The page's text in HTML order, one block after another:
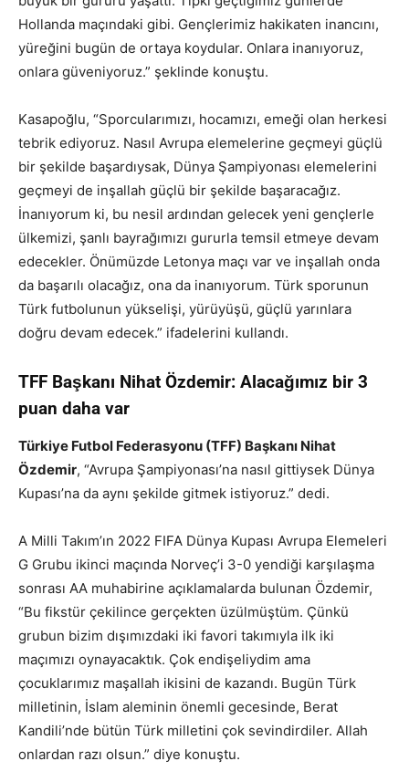
Hollanda maçındaki gibi. Gençlerimiz hakikaten inancını,
yüreğini bugün de ortaya koydular. Onlara inanıyoruz,
onlara güveniyoruz.” şeklinde konuştu.
Kasapoğlu, “Sporcularımızı, hocamızı, emeği olan herkesi
tebrik ediyoruz. Nasıl Avrupa elemelerine geçmeyi güçlü
bir şekilde başardıysak, Dünya Şampiyonası elemelerini
geçmeyi de inşallah güçlü bir şekilde başaracağız.
İnanıyorum ki, bu nesil ardından gelecek yeni gençlerle
ülkemizi, şanlı bayrağımızı gururla temsil etmeye devam
edecekler. Önümüzde Letonya maçı var ve inşallah onda
da başarılı olacağız, ona da inanıyorum. Türk sporunun
Türk futbolunun yükselişi, yürüyüşü, güçlü yarınlara
doğru devam edecek.” ifadelerini kullandı.
TFF Başkanı Nihat Özdemir: Alacağımız bir 3
puan daha var
Türkiye Futbol Federasyonu (TFF) Başkanı Nihat
Özdemir, “Avrupa Şampiyonası’na nasıl gittiysek Dünya
Kupası’na da aynı şekilde gitmek istiyoruz.” dedi.
A Milli Takım’ın 2022 FIFA Dünya Kupası Avrupa Elemeleri
G Grubu ikinci maçında Norveç’i 3-0 yendiği karşılaşma
sonrası AA muhabirine açıklamalarda bulunan Özdemir,
“Bu fikstür çekilince gerçekten üzülmüştüm. Çünkü
grubun bizim dışımızdaki iki favori takımıyla ilk iki
maçımızı oynayacaktık. Çok endişeliydim ama
çocuklarımız maşallah ikisini de kazandı. Bugün Türk
milletinin, İslam aleminin önemli gecesinde, Berat
Kandili’nde bütün Türk milletini çok sevindirdiler. Allah
onlardan razı olsun.” diye konuştu.